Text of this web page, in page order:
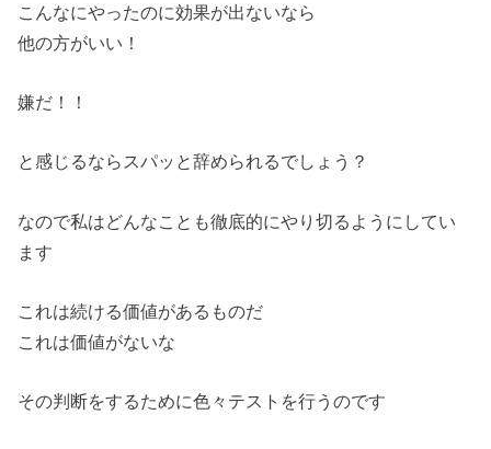
こんなにやったのに効果が出ないなら
他の方がいい！
嫌だ！！
と感じるならスパッと辞められるでしょう？
なので私はどんなことも徹底的にやり切るようにしてい
ます
これは続ける価値があるものだ
これは価値がないな
その判断をするために色々テストを行うのです